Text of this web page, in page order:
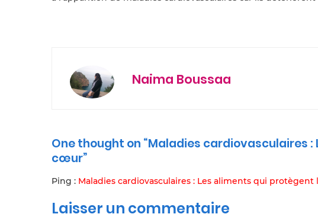
Naima Boussaa
One thought on “Maladies cardiovasculaires
cœur”
Ping : Maladies cardiovasculaires : Les aliments qui
Laisser un commentaire